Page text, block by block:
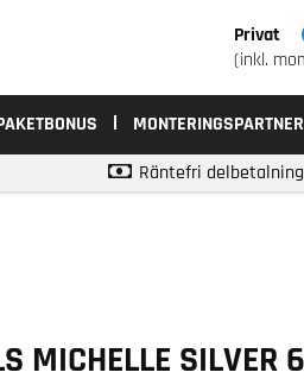
Privat
(inkl.
Räntefri
MICHELLE SILVER